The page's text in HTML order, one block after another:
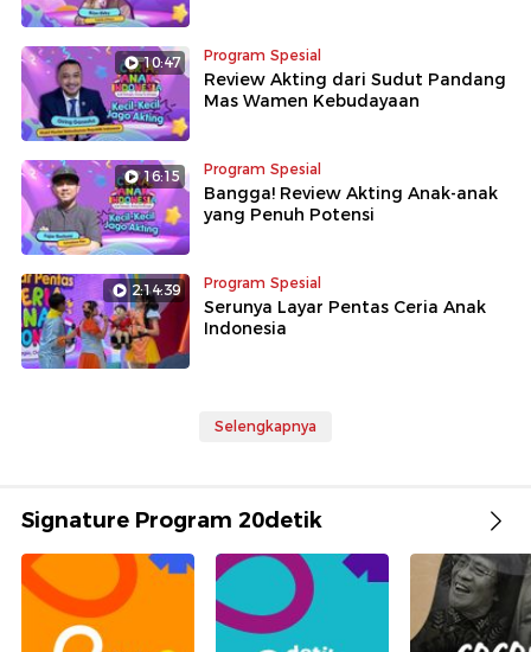
10:47 Program Spesial
Review Akting dari Sudut Pandang
Mas Wamen Kebudayaan
16:15 Program Spesial
Bangga! Review Akting Anak-anak
yang Penuh Potensi
2:14:39 Program Spesial
Serunya Layar Pentas Ceria Anak
Indonesia
Selengkapnya
Signature Program 20detik